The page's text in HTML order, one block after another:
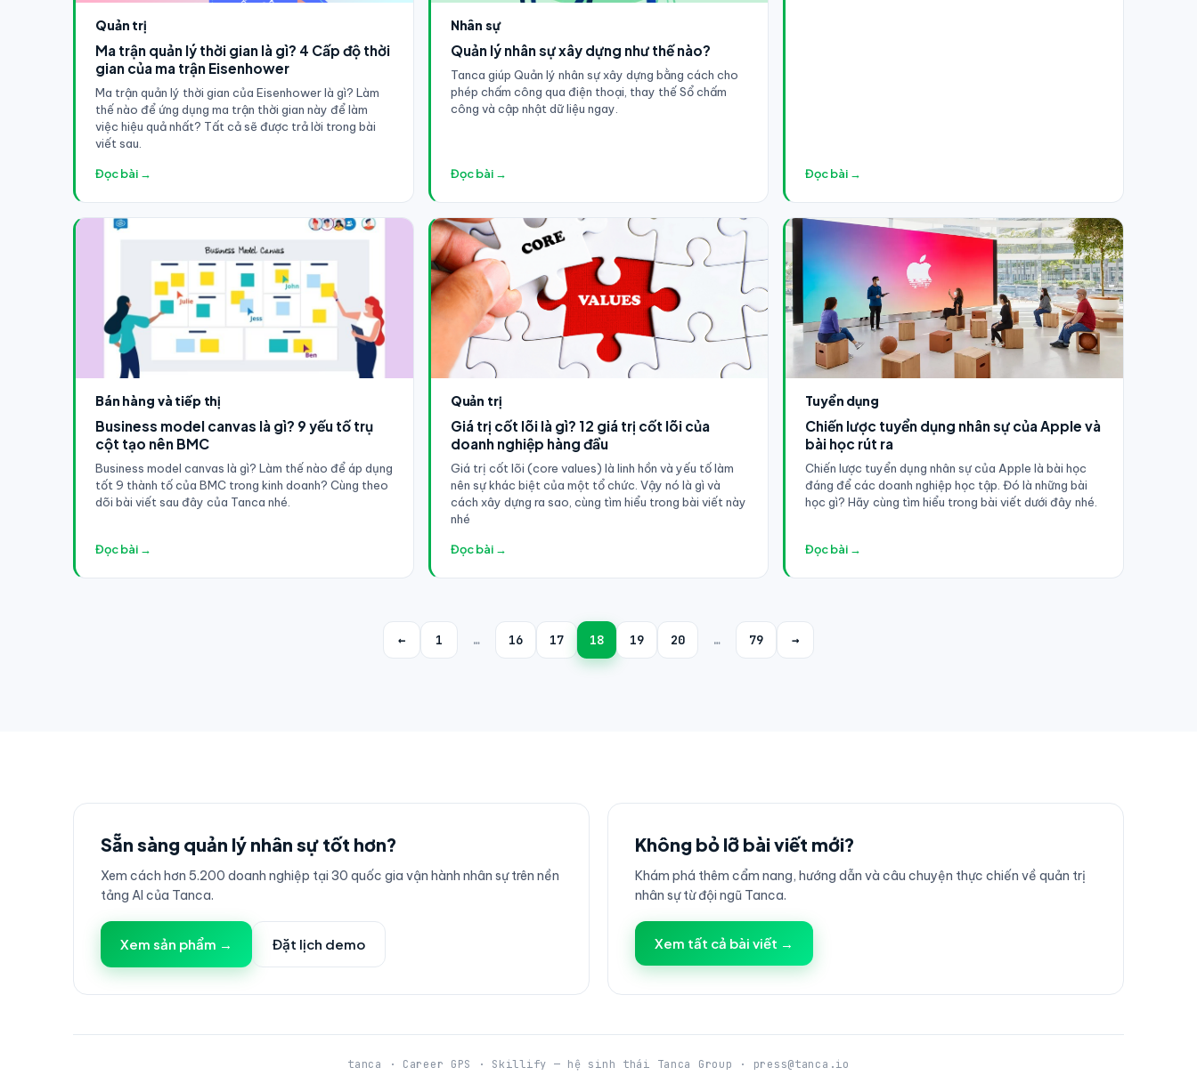
Quản trị
Ma trận quản lý thời gian là gì? 4 Cấp độ thời
gian của ma trận Eisenhower
Ma trận quản lý thời gian của Eisenhower là gì? Làm
thế nào để ứng dụng ma trận thời gian này để làm
việc hiệu quả nhất? Tất cả sẽ được trả lời trong bài
viết sau.
Đọc bài →
Nhân sự
Quản lý nhân sự xây dựng như thế nào?
Tanca giúp Quản lý nhân sự xây dựng bằng cách cho
phép chấm công qua điện thoại, thay thế Sổ chấm
công và cập nhật dữ liệu ngay.
Đọc bài → Đọc bài →
Bán hàng và tiếp thị
Business model canvas là gì? 9 yếu tố trụ
cột tạo nên BMC
Business model canvas là gì? Làm thế nào để áp dụng
tốt 9 thành tố của BMC trong kinh doanh? Cùng theo
dõi bài viết sau đây của Tanca nhé.
Đọc bài →
Quản trị
Giá trị cốt lõi là gì? 12 giá trị cốt lõi của
doanh nghiệp hàng đầu
Giá trị cốt lõi (core values) là linh hồn và yếu tố làm
nên sự khác biệt của một tổ chức. Vậy nó là gì và
cách xây dựng ra sao, cùng tìm hiểu trong bài viết này
nhé
Đọc bài →
Tuyển dụng
Chiến lược tuyển dụng nhân sự của Apple và
bài học rút ra
Chiến lược tuyển dụng nhân sự của Apple là bài học
đáng để các doanh nghiệp học tập. Đó là những bài
học gì? Hãy cùng tìm hiểu trong bài viết dưới đây nhé.
Đọc bài →
← 1 … 16 17 18 19 20 … 79 →
Sẵn sàng quản lý nhân sự tốt hơn?
Xem cách hơn 5.200 doanh nghiệp tại 30 quốc gia vận hành nhân sự trên nền
tảng AI của Tanca.
Xem sản phẩm → Đặt lịch demo
Không bỏ lỡ bài viết mới?
Khám phá thêm cẩm nang, hướng dẫn và câu chuyện thực chiến về quản trị
nhân sự từ đội ngũ Tanca.
Xem tất cả bài viết →
tanca · Career GPS · Skillify — hệ sinh thái Tanca Group · press@tanca.io